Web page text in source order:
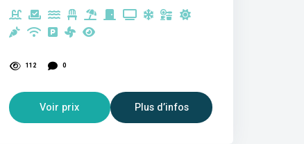
112 0
Voir prix Plus d’infos